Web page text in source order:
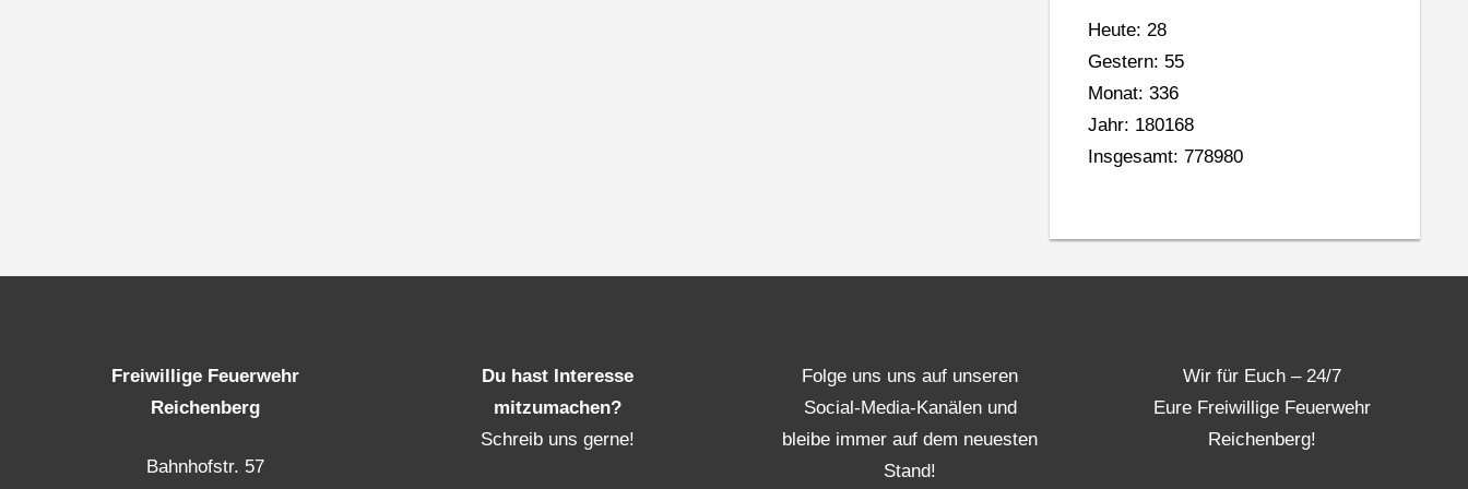
Heute: 28
Gestern: 55
Monat: 336
Jahr: 180168
Insgesamt: 778980
Freiwillige Feuerwehr
Reichenberg
Bahnhofstr. 57
Du hast Interesse
mitzumachen?
Schreib uns gerne!
Folge uns uns auf unseren
Social-Media-Kanälen und
bleibe immer auf dem neuesten
Stand!
Wir für Euch – 24/7
Eure Freiwillige Feuerwehr
Reichenberg!